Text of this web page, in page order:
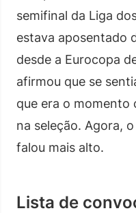
semifinal da Liga
estava aposentado
desde a Eurocopa
afirmou que se
que era o momento
na seleção. Agora,
falou mais alto.
Lista de